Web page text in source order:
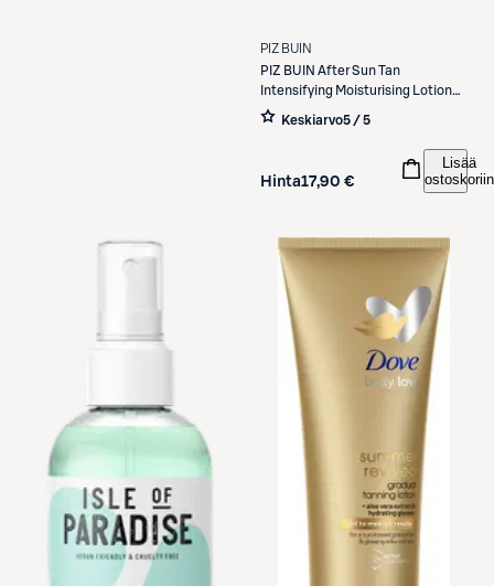
PIZ BUIN
PIZ BUIN After Sun Tan
Intensifying Moisturising Lotion
200ml
Keskiarvo5 / 5
Hinta17,90 €
Lisää
ostoskoriin